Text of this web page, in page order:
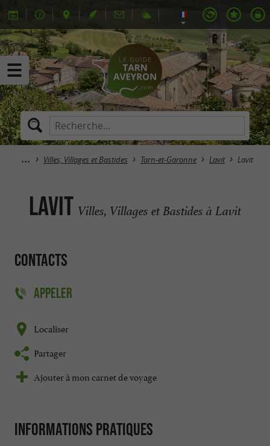
Villes, Villages et Bastides Tarn-et-Garonne Lavit Lavit
Lavit Villes, Villages et Bastides à Lavit
Contacts
APPELER
Localiser
Partager
Ajouter à mon carnet de voyage
Informations pratiques